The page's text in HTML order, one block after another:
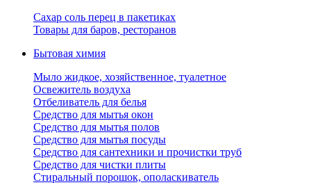
Сахар соль перец в пакетиках
Товары для баров, ресторанов
Бытовая химия
Мыло жидкое, хозяйственное, туалетное
Освежитель воздуха
Отбеливатель для белья
Средство для мытья окон
Средство для мытья полов
Средство для мытья посуды
Средство для сантехники и прочистки труб
Средство для чистки плиты
Стиральный порошок, ополаскиватель